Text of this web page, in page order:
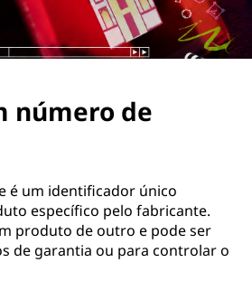
número de
é um identificador único
específico pelo fabricante.
produto de outro e pode ser
de garantia ou para controlar o